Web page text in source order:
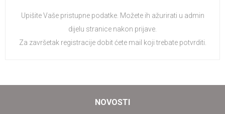
Upišite Vaše pristupne podatke. Možete ih ažurirati u admin
dijelu stranice nakon prijave.
Za završetak registracije dobit ćete mail koji trebate potvrditi.
NOVOSTI